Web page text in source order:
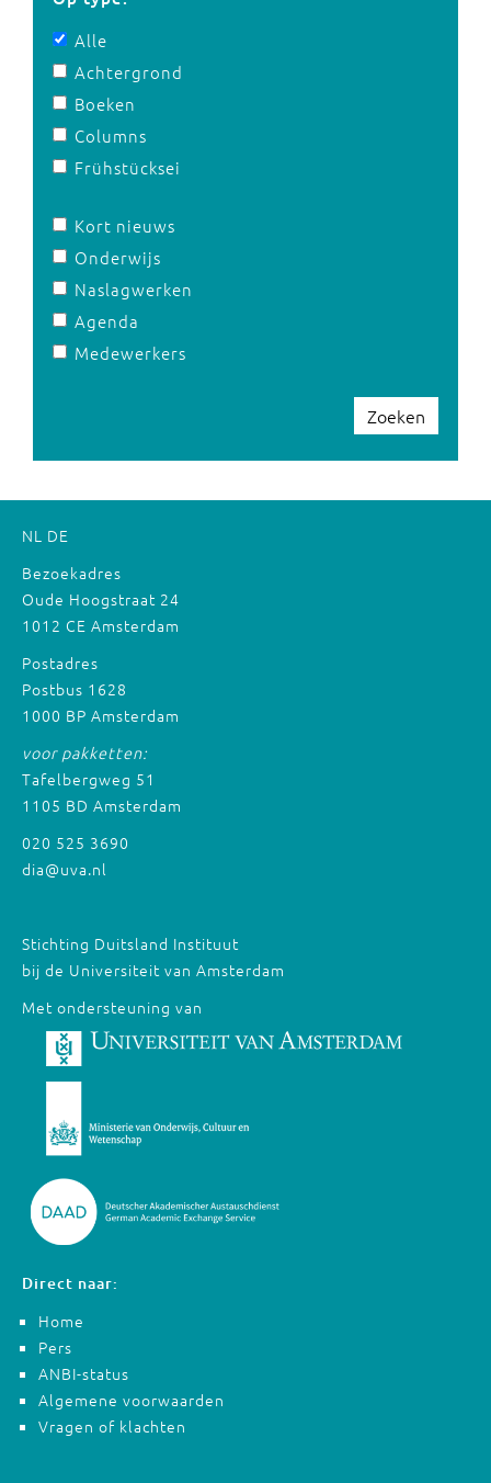
Alle
Achtergrond
Boeken
Columns
Frühstücksei
Kort nieuws
Onderwijs
Naslagwerken
Agenda
Medewerkers
Zoeken
NL DE
Bezoekadres
Oude Hoogstraat 24
1012 CE Amsterdam
Postadres
Postbus 1628
1000 BP Amsterdam
voor pakketten:
Tafelbergweg 51
1105 BD Amsterdam
020 525 3690
dia@uva.nl
Stichting Duitsland Instituut
bij de Universiteit van Amsterdam
Met ondersteuning van
Direct naar:
Home
Pers
ANBI-status
Algemene voorwaarden
Vragen of klachten